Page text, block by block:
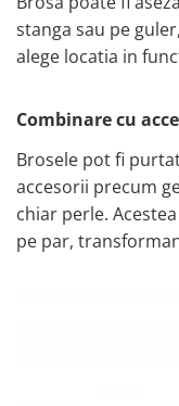
stanga sau pe
alege locatia in
Combinare cu
Brosele pot fi
accesorii precum
chiar perle.
pe par,